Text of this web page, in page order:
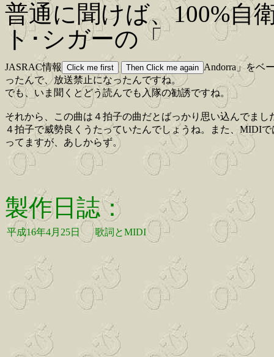
普通に聞けば、100%自
ト･シガーの「
JASRAC情報
Andorra」をベ
ったんで、放送禁止になったんですね。
でも、いま聞くとどう読んでも入隊の勧誘ですね。
それから、この曲は４拍子の曲だとばっかり思い込んでま
４拍子で威勢良くうたっていたんでしょうね。また、MIDI
ってますが、あしからず。
製作日誌：
平成16年4月25日 歌詞とMIDI